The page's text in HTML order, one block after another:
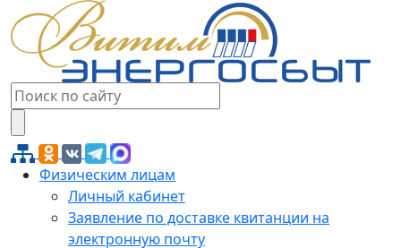
Физическим лицам
Личный кабинет
Заявление по доставке квитанции на
электронную почту